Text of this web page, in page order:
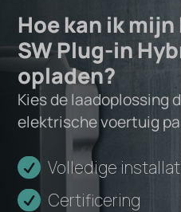
SW
Plug-
in
Hybrid
195
Hoe kan ik
SW Plug-in
opladen?
Kies de laadoplossing
elektrische voertuig
Volledige
Certificering